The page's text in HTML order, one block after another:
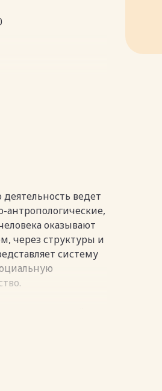
ведет
антропологические,
оказывают
через структуры и
систему